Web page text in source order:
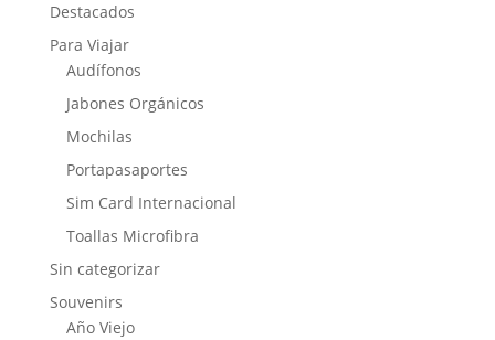
Destacados
Para Viajar
Audífonos
Jabones Orgánicos
Mochilas
Portapasaportes
Sim Card Internacional
Toallas Microfibra
Sin categorizar
Souvenirs
Año Viejo